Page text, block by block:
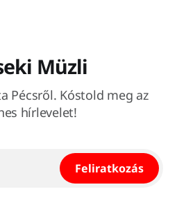
Müzli
Pécsről. Kóstold meg az
hírlevelet!
Feliratkozás